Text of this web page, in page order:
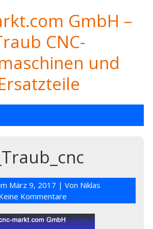
GmbH –
CNC-
und
März 9, 2017 | Von Niklas
Kommentare